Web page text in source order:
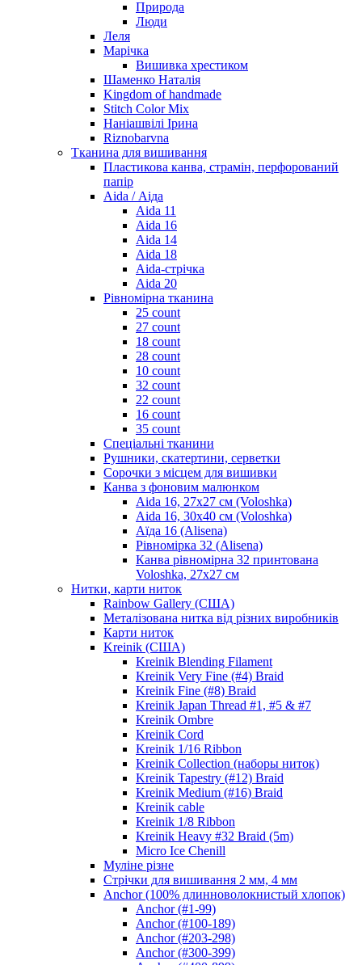
Природа
Люди
Леля
Марічка
Вишивка хрестиком
Шаменко Наталія
Kingdom of handmade
Stitch Color Mix
Наніашвілі Ірина
Riznobarvna
Тканина для вишивання
Пластикова канва, страмін, перфорований
папір
Aida / Аіда
Aida 11
Aida 16
Aida 14
Aida 18
Aida-стрічка
Aida 20
Рівномірна тканина
25 count
27 count
18 count
28 count
10 count
32 count
22 count
16 count
35 count
Спеціальні тканини
Рушники, скатертини, серветки
Сорочки з місцем для вишивки
Канва з фоновим малюнком
Aida 16, 27х27 см (Voloshka)
Aida 16, 30х40 см (Voloshka)
Аїда 16 (Alisena)
Рівномірка 32 (Alisena)
Канва рівномірна 32 принтована
Voloshka, 27х27 см
Нитки, карти ниток
Rainbow Gallery (США)
Металізована нитка від різних виробників
Карти ниток
Kreinik (США)
Kreinik Blending Filament
Kreinik Very Fine (#4) Braid
Kreinik Fine (#8) Braid
Kreinik Japan Thread #1, #5 & #7
Kreinik Ombre
Kreinik Cord
Kreinik 1/16 Ribbon
Kreinik Collection (наборы ниток)
Kreinik Tapestry (#12) Braid
Kreinik Medium (#16) Braid
Kreinik cable
Kreinik 1/8 Ribbon
Kreinik Heavy #32 Braid (5m)
Micro Ice Chenill
Муліне різне
Стрічки для вишивання 2 мм, 4 мм
Anchor (100% длинноволокнистый хлопок)
Anchor (#1-99)
Anchor (#100-189)
Anchor (#203-298)
Anchor (#300-399)